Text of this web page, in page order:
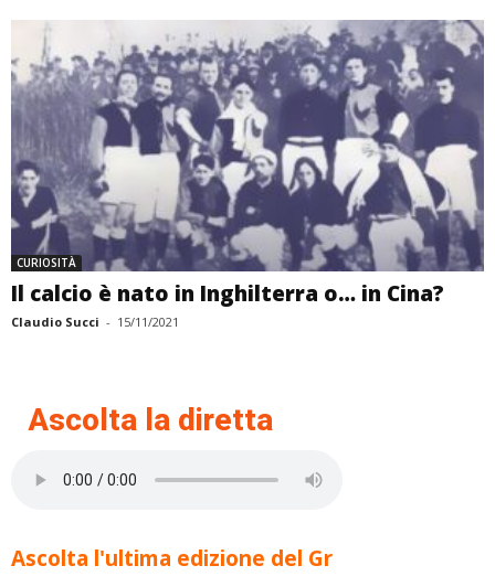
CURIOSITÀ
Il calcio è nato in Inghilterra o… in Cina?
Claudio Succi - 15/11/2021
Ascolta la diretta
Ascolta l'ultima edizione del Gr